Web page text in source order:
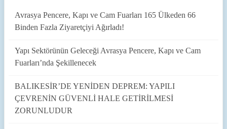
Avrasya Pencere, Kapı ve Cam Fuarları 165 Ülkeden 66
Binden Fazla Ziyaretçiyi Ağırladı!
Yapı Sektörünün Geleceği Avrasya Pencere, Kapı ve Cam
Fuarları’nda Şekillenecek
BALIKESİR’DE YENİDEN DEPREM: YAPILI
ÇEVRENİN GÜVENLİ HALE GETİRİLMESİ
ZORUNLUDUR